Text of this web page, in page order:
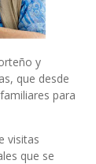
y
que desde
para
visitas
que se